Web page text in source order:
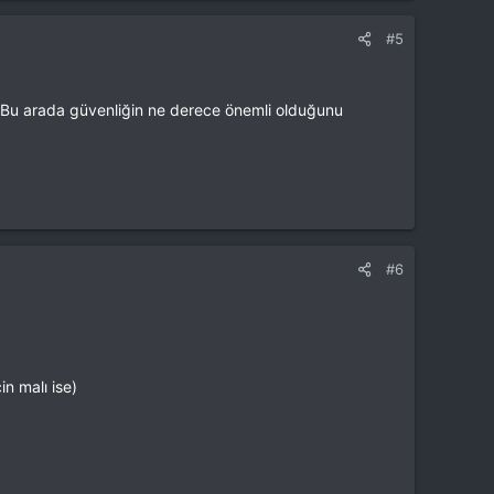
#5
arada güvenliğin ne derece önemli olduğunu
#6
malı ise)